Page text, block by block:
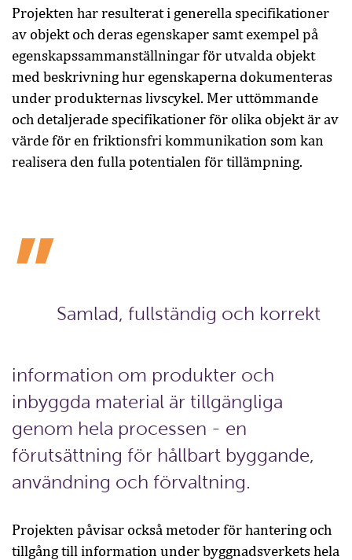
Projekten har resulterat i generella specifikationer
av objekt och deras egenskaper samt exempel på
egenskapssammanställningar för utvalda objekt
med beskrivning hur egenskaperna dokumenteras
under produkternas livscykel. Mer uttömmande
och detaljerade specifikationer för olika objekt är av
värde för en friktionsfri kommunikation som kan
realisera den fulla potentialen för tillämpning.
Samlad, fullständig och korrekt
information om produkter och
inbyggda material är tillgängliga
genom hela processen - en
förutsättning för hållbart byggande,
användning och förvaltning.
Projekten påvisar också metoder för hantering och
tillgång till information under byggnadsverkets hela